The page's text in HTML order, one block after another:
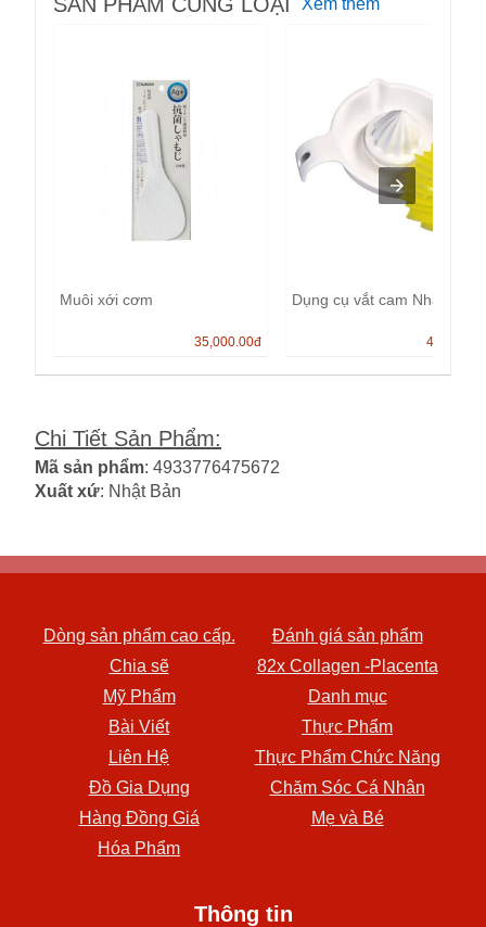
Muôi xới cơm
35,000.00đ
Dụng cụ vắt cam Nhật bản.
40,000.00
Chi Tiết Sản Phẩm:
Mã sản phẩm: 4933776475672
Xuất xứ: Nhật Bản
Dòng sản phẩm cao cấp.
Đánh giá sản phẩm
Chia sẽ
82x Collagen -Placenta
Mỹ Phẩm
Danh mục
Bài Viết
Thực Phẩm
Liên Hệ
Thực Phẩm Chức Năng
Đồ Gia Dụng
Chăm Sóc Cá Nhân
Hàng Đồng Giá
Mẹ và Bé
Hóa Phẩm
Thông tin